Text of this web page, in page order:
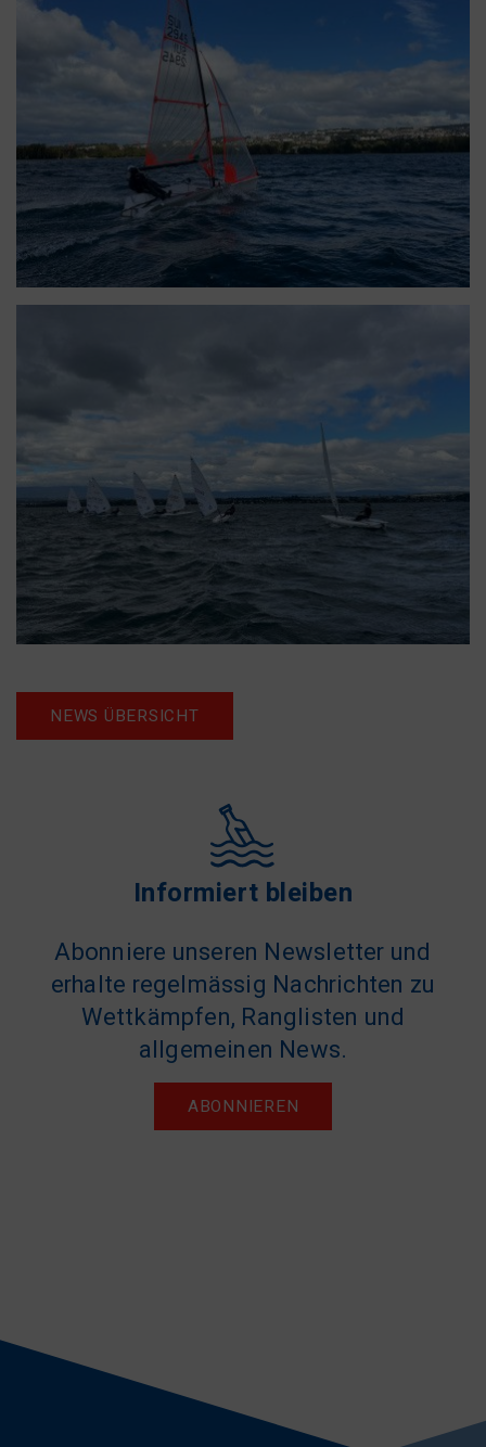
NEWS ÜBERSICHT
Informiert bleiben
Abonniere unseren Newsletter und
erhalte regelmässig Nachrichten zu
Wettkämpfen, Ranglisten und
allgemeinen News.
ABONNIEREN